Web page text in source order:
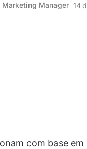
Marketing Manager 14
com base